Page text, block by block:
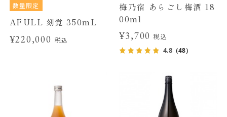
数量限定
AFULL 刻覚 350mL
¥220,000 税込
梅乃宿 あらごし梅酒 18
00ml
¥3,700 税込
4.8 （48）